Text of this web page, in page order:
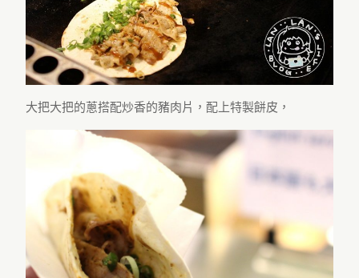
大把大把的蔥搭配炒香的豬肉片，配上特製餅皮，